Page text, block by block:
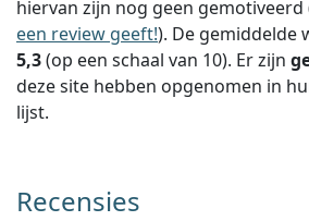
hiervan zijn nog geen gemotiveerd
een review geeft!). De gemiddelde
5,3(op een schaal van 10). Er zijn
deze site hebben opgenomen in
lijst.
Recensies